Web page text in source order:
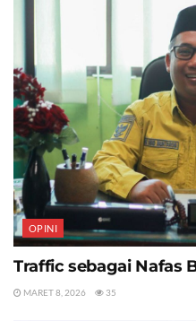
OPINI
Traffic sebagai Nafas
MARET 8, 2026 35